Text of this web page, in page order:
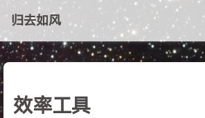
归去如风
效率工具